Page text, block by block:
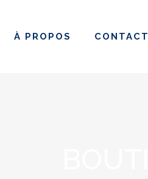
À PROPOS CONTACT